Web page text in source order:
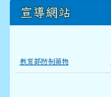
宣導網站
教育部防制藥物